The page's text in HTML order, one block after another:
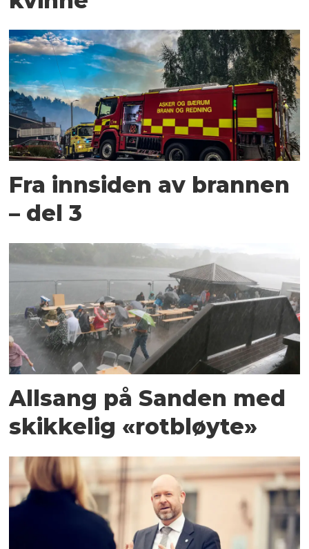
Fra innsiden av brannen
– del 3
Allsang på Sanden med
skikkelig «rotbløyte»